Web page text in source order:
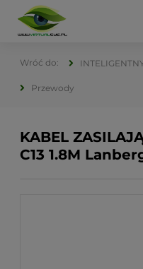
Przewody
KABEL
C13 1.8M